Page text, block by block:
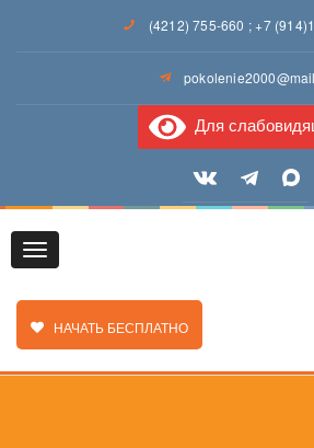
(4212) 755-660 ;+7
Для
Toggle
ЗАКАЗАТЬ ЗВОНОК
НАЧАТЬ БЕСПЛАТНО